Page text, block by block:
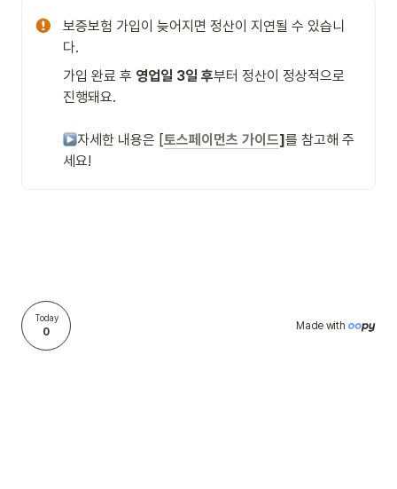
보증보험 가입이 늦어지면 정산이 지연될 수 있습니
다.
가입 완료 후 영업일 3일 후부터 정산이 정상적으로
진행돼요.
자세한 내용은 [토스페이먼츠 가이드]를 참고해 주
세요!
Today
0 Made with